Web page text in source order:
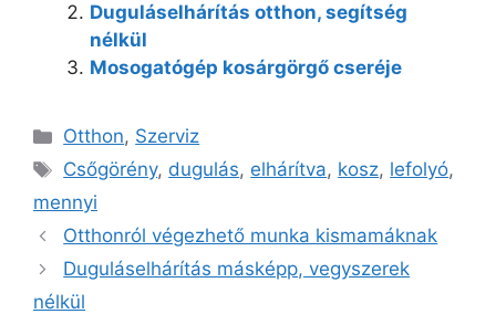
Duguláselhárítás otthon, segítség
nélkül
Mosogatógép kosárgörgő cseréje
Kategória
Otthon, Szerviz
Címkék
Csőgörény, dugulás, elhárítva, kosz, lefolyó,
mennyi
Otthonról végezhető munka kismamáknak
Duguláselhárítás másképp, vegyszerek
nélkül